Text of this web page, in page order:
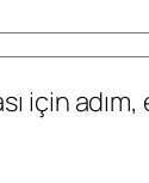
için